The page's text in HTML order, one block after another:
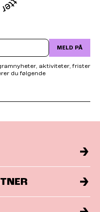
MELD PÅ
aktiviteter, frister
du følgende